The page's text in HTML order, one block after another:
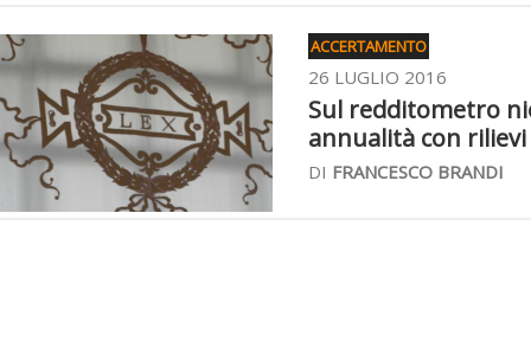
ACCERTAMENTO
26 LUGLIO 2016
Sul redditometro
annualità con
DI FRANCESCO BRANDI